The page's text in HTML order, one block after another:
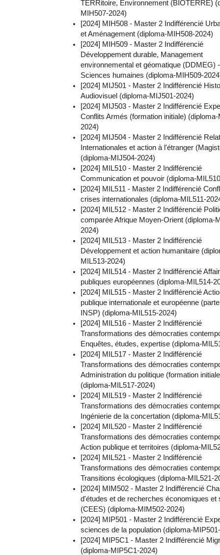
TERRitoire, Environnement (BIOTERRE)
MIH507-2024)
[2024] MIH508 - Master 2 Indifférencié
et Aménagement (diploma-MIH508-2024)
[2024] MIH509 - Master 2 Indifférencié
Développement durable, Management
environnemental et géomatique (DDMEG) -
Sciences humaines (diploma-MIH509-
[2024] MIJ501 - Master 2 Indifférencié
Audiovisuel (diploma-MIJ501-2024)
[2024] MIJ503 - Master 2 Indifférencié
Conflits Armés (formation initiale)
2024)
[2024] MIJ504 - Master 2 Indifférencié
Internationales et action à l'étranger
(diploma-MIJ504-2024)
[2024] MIL510 - Master 2 Indifférencié
Communication et pouvoir (diploma-
[2024] MIL511 - Master 2 Indifférencié
crises internationales (diploma-MIL511-
[2024] MIL512 - Master 2 Indifférencié
comparée Afrique Moyen-Orient (diploma-
2024)
[2024] MIL513 - Master 2 Indifférencié
Développement et action humanitaire
MIL513-2024)
[2024] MIL514 - Master 2 Indifférencié
publiques européennes (diploma-MIL514-
[2024] MIL515 - Master 2 Indifférencié
publique internationale et européenne
INSP) (diploma-MIL515-2024)
[2024] MIL516 - Master 2 Indifférencié
Transformations des démocraties
Enquêtes, études, expertise (diploma-
[2024] MIL517 - Master 2 Indifférencié
Transformations des démocraties
Administration du politique (formation
(diploma-MIL517-2024)
[2024] MIL519 - Master 2 Indifférencié
Transformations des démocraties
Ingénierie de la concertation (diploma-
[2024] MIL520 - Master 2 Indifférencié
Transformations des démocraties
Action publique et territoires (diploma-
[2024] MIL521 - Master 2 Indifférencié
Transformations des démocraties
Transitions écologiques (diploma-MIL521-
[2024] MIM502 - Master 2 Indifférencié
d'études et de recherches économiques et
(CEES) (diploma-MIM502-2024)
[2024] MIP501 - Master 2 Indifférencié
sciences de la population (diploma-
[2024] MIP5C1 - Master 2 Indifférencié
(diploma-MIP5C1-2024)